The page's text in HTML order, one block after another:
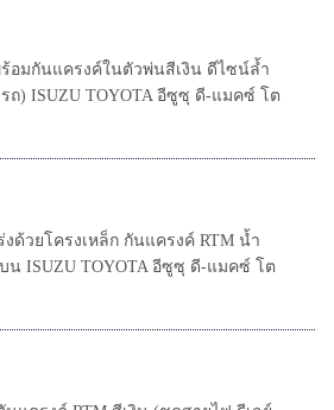
ร้อมกันแครงค์ในตัวพ่นสีเงิน ดีไซน์ล้ำ
) ISUZU TOYOTA อีซูซุ ดี-แมคซ์ โต
ด้วยโครงเหล็ก กันแครงค์ RTM น้ำ
ISUZU TOYOTA อีซูซุ ดี-แมคซ์ โต